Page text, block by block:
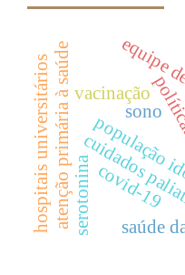
cuidados
atenção primária à saúdevacinação
covid-19
população
hospitais universitários saúde
sono
serotonina